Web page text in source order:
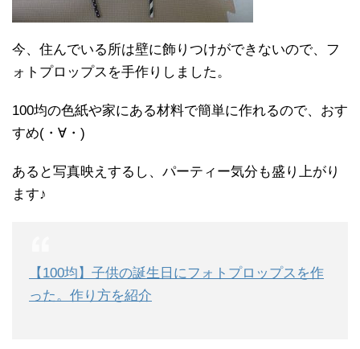
今、住んでいる所は壁に飾りつけができないので、フ
ォトプロップスを手作りしました。
100均の色紙や家にある材料で簡単に作れるので、おす
すめ(・∀・)
あると写真映えするし、パーティー気分も盛り上がり
ます♪
【100均】子供の誕生日にフォトプロップスを作
った。作り方を紹介